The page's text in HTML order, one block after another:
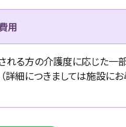
用
れる方の介護度に応じた一
（詳細につきましては施設に